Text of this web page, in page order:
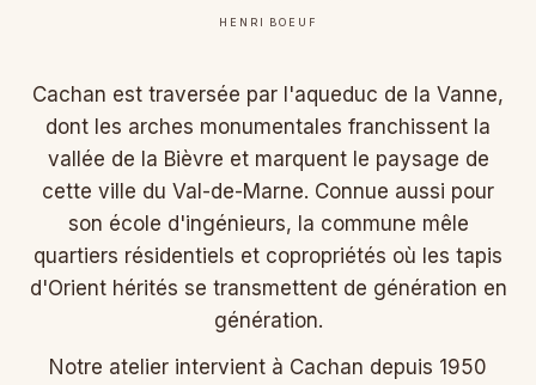
HENRI BOEUF
Cachan est traversée par l'aqueduc de la Vanne,
dont les arches monumentales franchissent la
vallée de la Bièvre et marquent le paysage de
cette ville du Val-de-Marne. Connue aussi pour
son école d'ingénieurs, la commune mêle
quartiers résidentiels et copropriétés où les tapis
d'Orient hérités se transmettent de génération en
génération.
Notre atelier intervient à Cachan depuis 1950